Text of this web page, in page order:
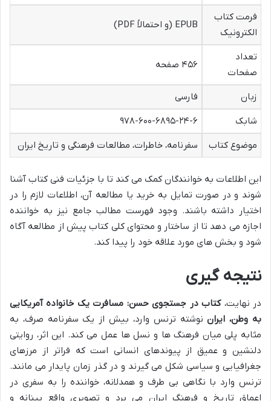
فرمت کتاب
الکترونیک
EPUB (و احتمالاً PDF)
تعداد
صفحات
۴۵۶ صفحه
زبان
فارسی
شابک
۹۷۸-۶۰۰-۶۸۹۵-۲۴-۶
موضوع کتاب
سفرنامه، خاطرات، مطالعات فرهنگی و تاریخ ایران
این اطلاعات به خوانندگان کمک می کند تا با جزئیات فنی کتاب آشنا
شوند و در صورت تمایل به خرید یا مطالعه آن، اطلاعات لازم را در
اختیار داشته باشند. وجود فهرست مطالب جامع نیز به خواننده
اجازه می دهد تا از ساختار و محتوای کلی کتاب پیش از مطالعه آگاه
شود و بخش های مورد علاقه خود را پیدا کند.
نتیجه گیری
در نهایت،کتاب در جستجوی حسن: مسافرت یک خانواده آمریکایی
به وطن، ایراننوشته ترنس وارد، بیش از یک سفرنامه صرف، به
مثابه پلی میان فرهنگ ها و نسل ها عمل می کند. این اثر، روایتی
دلنشین و عمیق از پیوندهای انسانی است که فراتر از مرزهای
جغرافیایی و سیاسی شکل می گیرند و در گذر زمان پایدار می مانند.
ترنس وارد با نگاهی بی طرف و همدلانه، خواننده را به سفری در
اعماق تاریخ و فرهنگ ایران می برد و تصویری واقع بینانه و